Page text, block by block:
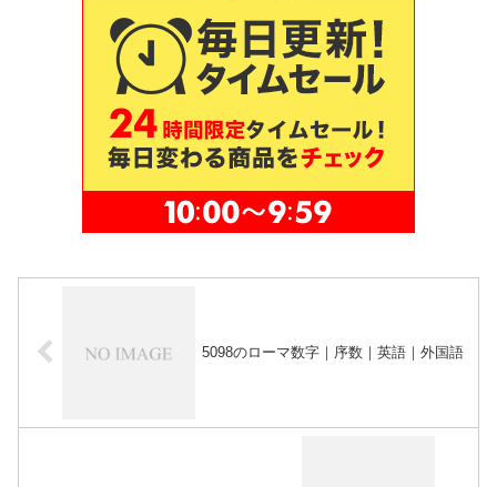
5098のローマ数字｜序数｜英語｜外国語